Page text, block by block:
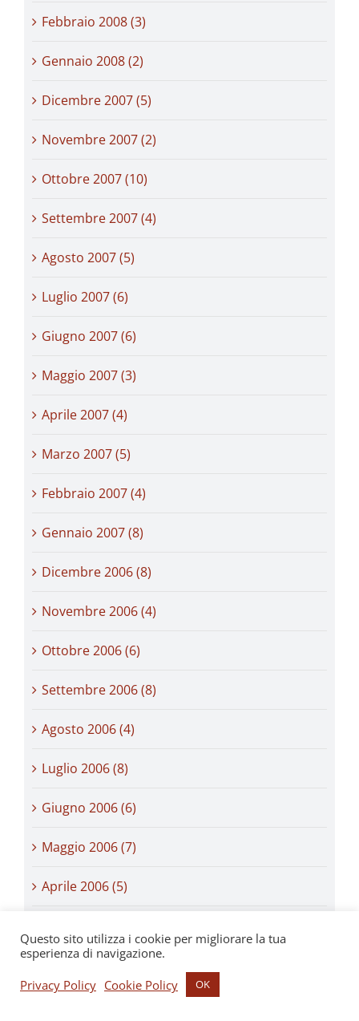
Febbraio 2008 (3)
Gennaio 2008 (2)
Dicembre 2007 (5)
Novembre 2007 (2)
Ottobre 2007 (10)
Settembre 2007 (4)
Agosto 2007 (5)
Luglio 2007 (6)
Giugno 2007 (6)
Maggio 2007 (3)
Aprile 2007 (4)
Marzo 2007 (5)
Febbraio 2007 (4)
Gennaio 2007 (8)
Dicembre 2006 (8)
Novembre 2006 (4)
Ottobre 2006 (6)
Settembre 2006 (8)
Agosto 2006 (4)
Luglio 2006 (8)
Giugno 2006 (6)
Maggio 2006 (7)
Aprile 2006 (5)
Febbraio 2006 (7)
Questo sito utilizza i cookie per migliorare la tua
esperienza di navigazione.
Privacy Policy Cookie Policy OK